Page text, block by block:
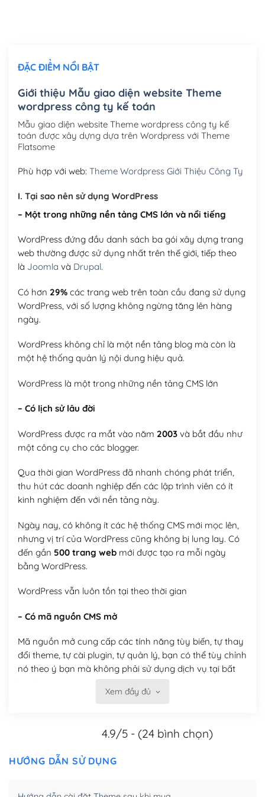
Mua thêm Host + Tên miền
Tên miền quốc tế .com .net .org (1 năm)
Tên miền Việt Nam .vn (1 năm)
Hosting 2GB SSD (1 năm) (+450,000₫)
Hosting 5GB SSD (1 năm) (+650,000₫)
Hosting 8GB SSD (1 năm) (+950,000₫)
ĐẶC ĐIỂM NỔI BẬT
Giới thiệu Mẫu giao diện website Theme
wordpress công ty kế toán
Mẫu giao diện website Theme wordpress công ty kế
toán được xây dựng dựa trên Wordpress với Theme
Flatsome
Phù hợp với web: Theme Wordpress Giới Thiệu Công Ty
I. Tại sao nên sử dụng WordPress
– Một trong những nền tảng CMS lớn và nổi tiếng
WordPress đứng đầu danh sách ba gói xây dựng trang
web thường được sử dụng nhất trên thế giới, tiếp theo
là Joomla và Drupal.
Có hơn 29%các trang web trên toàn cầu đang sử dụng
WordPress, với số lượng không ngừng tăng lên hàng
ngày.
WordPress không chỉ là một nền tảng blog mà còn là
một hệ thống quản lý nội dung hiệu quả.
WordPress là một trong những nền tảng CMS lớn
– Có lịch sử lâu đời
WordPress được ra mắt vào năm 2003và bắt đầu như
một công cụ cho các blogger.
Qua thời gian WordPress đã nhanh chóng phát triển,
thu hút các doanh nghiệp đến các lập trình viên có ít
kinh nghiệm đến với nền tảng này.
Ngày nay, có không ít các hệ thống CMS mới mọc lên,
nhưng vị trí của WordPress cũng không bị lung lay. Có
đến gần 500 trang webmới được tạo ra mỗi ngày
bằng WordPress.
WordPress vẫn luôn tồn tại theo thời gian
– Có mã nguồn CMS mở
Mã nguồn mở cung cấp các tính năng tùy biến, tự thay
đổi theme, tự cài plugin, tự quản lý, bạn có thể tùy chỉnh
nó theo ý bạn mà không phải sử dụng dịch vụ tại bất
Xem đầy đủ
4.9/5 - (24 bình chọn)
HƯỚNG DẪN SỬ DỤNG